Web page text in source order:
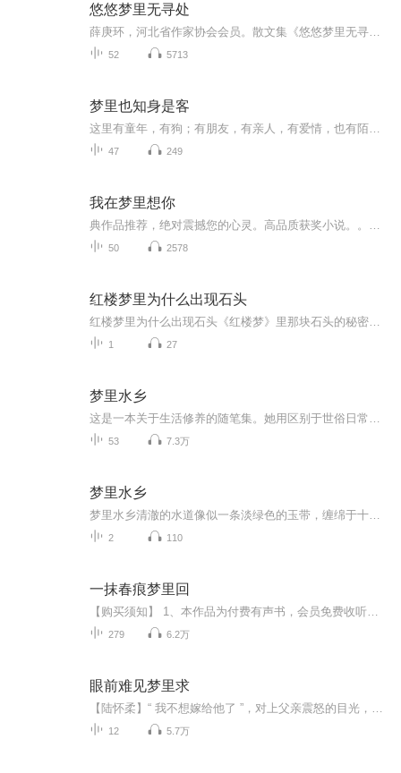
悠悠梦里无寻处
52 5713
梦里也知身是客
47 249
我在梦里想你
50 2578
红楼梦里为什么出现石头
1 27
梦里水乡
53 7.3万
梦里水乡
2 110
一抹春痕梦里回
279 6.2万
眼前难见梦里求
12 5.7万